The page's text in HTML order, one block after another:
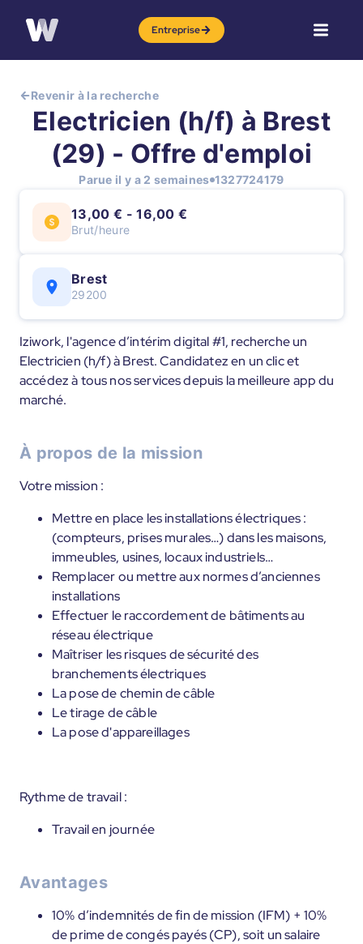
Entreprise
Revenir à la recherche
Electricien (h/f) à Brest
(29) - Offre d'emploi
Parue il y a 2 semaines 1327724179
13,00 € - 16,00 €
Brut/heure
Brest
29200
Iziwork, l'agence d’intérim digital #1, recherche un
Electricien (h/f) à Brest. Candidatez en un clic et
accédez à tous nos services depuis la meilleure app du
marché.
À propos de la mission
Votre mission :
Mettre en place les installations électriques :
(compteurs, prises murales…) dans les maisons,
immeubles, usines, locaux industriels…
Remplacer ou mettre aux normes d’anciennes
installations
Effectuer le raccordement de bâtiments au
réseau électrique
Maîtriser les risques de sécurité des
branchements électriques
La pose de chemin de câble
Le tirage de câble
La pose d'appareillages
Rythme de travail :
Travail en journée
Avantages
10% d’indemnités de fin de mission (IFM) + 10%
de prime de congés payés (CP), soit un salaire